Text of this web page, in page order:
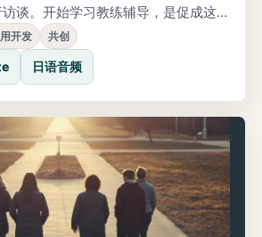
谈。开始学习教练辅导，是促成这
“想走得快，就一个人走；想走得
。”这句在社群中常听到的话，最近
发也是一样，和真正会使用的人一
更能做出好东西。
开发 共创
日语音频